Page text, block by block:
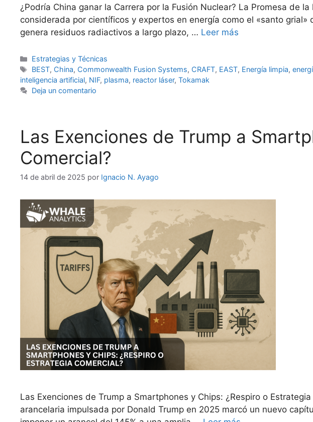
¿Podría China ganar la Carrera por la Fusión Nuclear? La Promesa de
considerada por científicos y expertos en energía como el «santo
genera residuos radiactivos a largo plazo, … Leer más
Categorías
Estrategias y Técnicas
Etiquetas
BEST, China, Commonwealth Fusion Systems, CRAFT, EAST, Energía limpia,
inteligencia artificial, NIF, plasma, reactor láser, Tokamak
Deja un comentario
Las Exenciones de Trump a
Comercial?
14 de abril de 2025 por Ignacio N. Ayago
Las Exenciones de Trump a Smartphones y Chips: ¿Respiro o
arancelaria impulsada por Donald Trump en 2025 marcó un nuevo